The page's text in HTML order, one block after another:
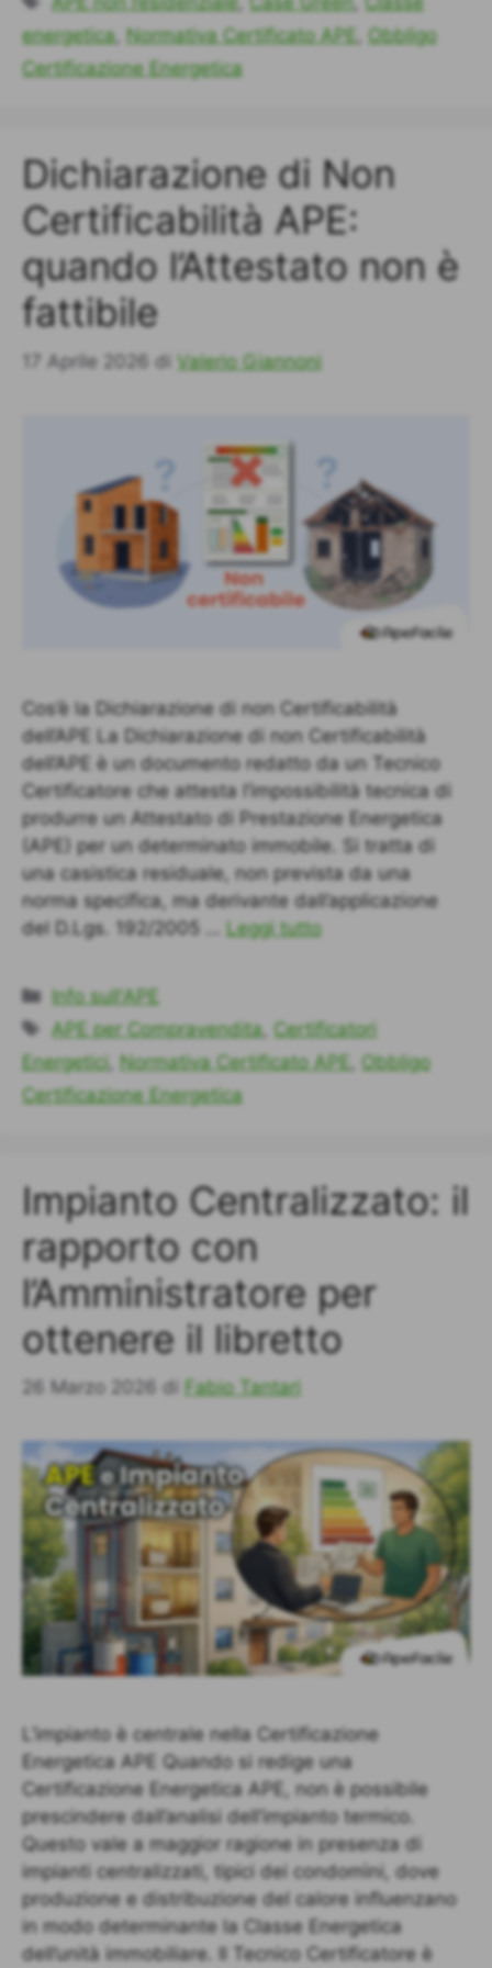
energetica, Normativa Certificato APE
Obbligo
Certificazione Energetica
Dichiarazione di Non
Certificabilità APE:
quando l’Attestato non è
fattibile
17 Aprile 2026 di Valerio Giannoni
Cos’è la Dichiarazione di non Certificabilità
dell’APE La Dichiarazione di non Certificabilità
dell’APE è un documento redatto da un Tecnico
Certificatore che attesta l’impossibilità tecnica di
produrre un Attestato di Prestazione Energetica
(APE) per un determinato immobile. Si tratta di
una casistica residuale, non prevista da una
norma specifica, ma derivante dall’applicazione
del D.Lgs. 192/2005 … Leggi tutto
Categorie
Info sull'APE
Tag
APE per Compravendita,Certificatori
Energetici, Normativa Certificato APE
Obbligo
Certificazione Energetica
Impianto Centralizzato: il
rapporto con
l’Amministratore per
ottenere il libretto
26 Marzo 2026 di Fabio Tantari
L’impianto è centrale nella Certificazione
Energetica APE Quando si redige una
Certificazione Energetica APE, non è possibile
prescindere dall’analisi dell’impianto termico.
Questo vale a maggior ragione in presenza di
impianti centralizzati, tipici dei condomìni, dove
produzione e distribuzione del calore influenzano
in modo determinante la Classe Energetica
dell’unità immobiliare. Il Tecnico Certificatore è